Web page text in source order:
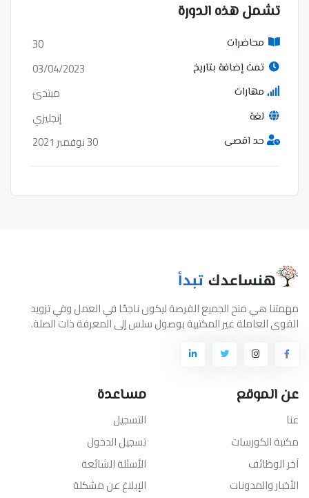
تشمل هذه الدورة
محاضرات 30
تمت إضافة بتاريخ 03/04/2023
مهارات مبتدئ
لغة إنجليزي
حد اقصى 30 نوفمبر 2021
مهمتنا هي منح الجميع الفرصة ليكون ناجحًا في العمل وفي تزويد
القوى العاملة غير المكتبية بوصول سلس إلى المعرفة ذات الصلة.
عن الموقع
عنا
مكتبة الكورسات
آخر الوظائف
الأخبار والمدونات
مساعدة
التسجيل
تسجيل الدخول
الأسئلة الشائعة
الإبلاغ عن مشكلة